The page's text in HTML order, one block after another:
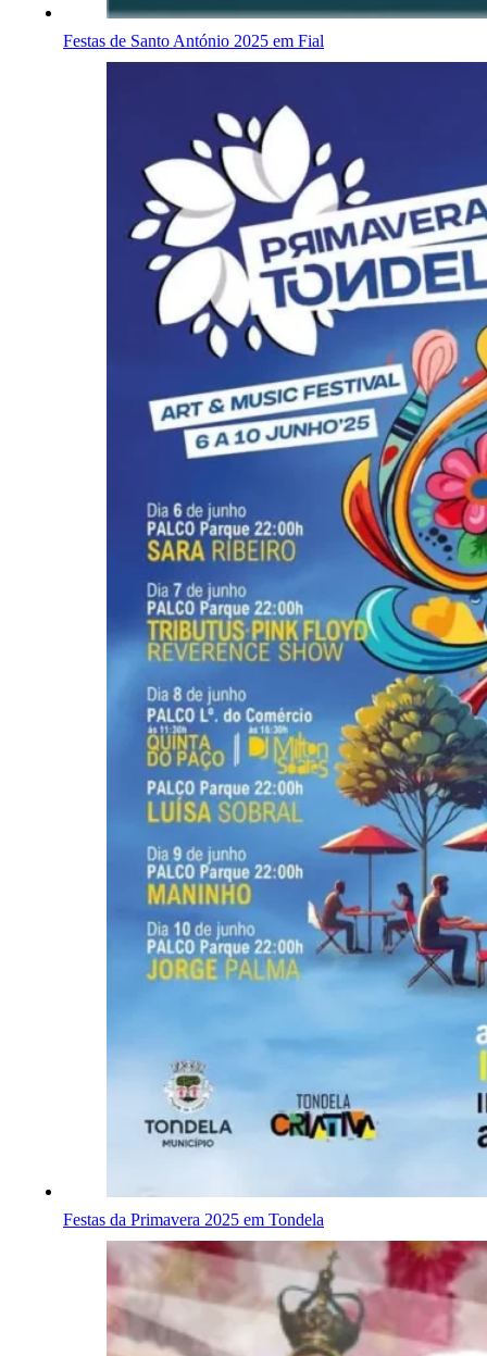
Festas de Santo António 2025 em Fial
Festas da Primavera 2025 em Tondela